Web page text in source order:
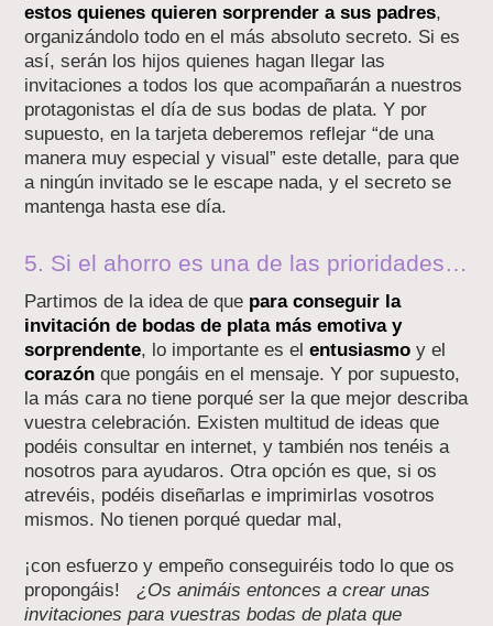
estos quienes quieren sorprender a sus padres,
organizándolo todo en el más absoluto secreto. Si es
así, serán los hijos quienes hagan llegar las
invitaciones a todos los que acompañarán a nuestros
protagonistas el día de sus bodas de plata. Y por
supuesto, en la tarjeta deberemos reflejar “de una
manera muy especial y visual” este detalle, para que
a ningún invitado se le escape nada, y el secreto se
mantenga hasta ese día.
5. Si el ahorro es una de las prioridades…
Partimos de la idea de que para conseguir la
invitación de bodas de plata más emotiva y
sorprendente, lo importante es elentusiasmo y el
corazón que pongáis en el mensaje. Y por supuesto,
la más cara no tiene porqué ser la que mejor describa
vuestra celebración. Existen multitud de ideas que
podéis consultar en internet, y también nos tenéis a
nosotros para ayudaros. Otra opción es que, si os
atrevéis, podéis diseñarlas e imprimirlas vosotros
mismos. No tienen porqué quedar mal,
¡con esfuerzo y empeño conseguiréis todo lo que os
propongáis! ¿Os animáis entonces a crear unas
invitaciones para vuestras bodas de plata que